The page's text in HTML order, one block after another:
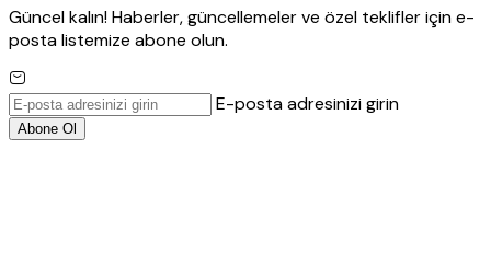
Güncel kalın! Haberler, güncellemeler ve özel teklifler için e-
posta listemize abone olun.
E-posta adresinizi girin
Abone Ol